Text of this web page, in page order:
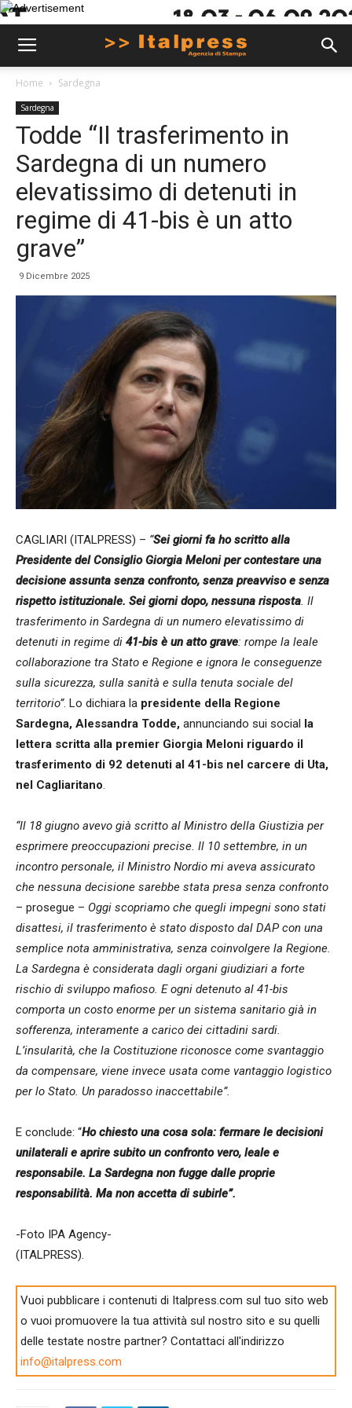
Home Sardegna
Sardegna
Todde “Il trasferimento in
Sardegna di un numero
elevatissimo di detenuti in
regime di 41-bis è un atto
grave”
9 Dicembre 2025
CAGLIARI (ITALPRESS) – “Sei giorni fa ho scritto alla
Presidente del Consiglio Giorgia Meloni per contestare una
decisione assunta senza confronto, senza preavviso e senza
rispetto istituzionale. Sei giorni dopo, nessuna risposta. Il
trasferimento in Sardegna di un numero elevatissimo di
detenuti in regime di 41-bis è un atto grave: rompe la leale
collaborazione tra Stato e Regione e ignora le conseguenze
sulla sicurezza, sulla sanità e sulla tenuta sociale del
territorio”. Lo dichiara la presidente della Regione
Sardegna, Alessandra Todde, annunciando sui social la
lettera scritta alla premier Giorgia Meloni riguardo il
trasferimento di 92 detenuti al 41-bis nel carcere di Uta,
nel Cagliaritano.
“Il 18 giugno avevo già scritto al Ministro della Giustizia per
esprimere preoccupazioni precise. Il 10 settembre, in un
incontro personale, il Ministro Nordio mi aveva assicurato
che nessuna decisione sarebbe stata presa senza confronto
– prosegue – Oggi scopriamo che quegli impegni sono stati
disattesi, il trasferimento è stato disposto dal DAP con una
semplice nota amministrativa, senza coinvolgere la Regione.
La Sardegna è considerata dagli organi giudiziari a forte
rischio di sviluppo mafioso. E ogni detenuto al 41-bis
comporta un costo enorme per un sistema sanitario già in
sofferenza, interamente a carico dei cittadini sardi.
L’insularità, che la Costituzione riconosce come svantaggio
da compensare, viene invece usata come vantaggio logistico
per lo Stato. Un paradosso inaccettabile”.
E conclude: “Ho chiesto una cosa sola: fermare le decisioni
unilaterali e aprire subito un confronto vero, leale e
responsabile. La Sardegna non fugge dalle proprie
responsabilità. Ma non accetta di subirle”.
-Foto IPA Agency-
(ITALPRESS).
Vuoi pubblicare i contenuti di Italpress.com sul tuo sito web
o vuoi promuovere la tua attività sul nostro sito e su quelli
delle testate nostre partner? Contattaci all'indirizzo
info@italpress.com